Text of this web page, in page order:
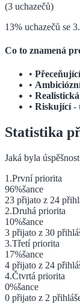
(3 uchazečů)
13% uchazečů se
Co to znamená
•
•
•
• Riskující-
Statistika
Jaká byla
1 .Prvnípriorita
96%šance
23 přijato z 24
2.Druhá priorita
10%šance
3 přijato z 30
3.Třetípriorita
17%šance
4 přijato z 24
4.Čtvrtá priorita
0%šance
0 přijato z 2